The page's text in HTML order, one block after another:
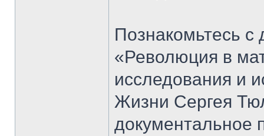
Познакомьтесь
«Революция в
исследования и
Жизни Сергея
документальное